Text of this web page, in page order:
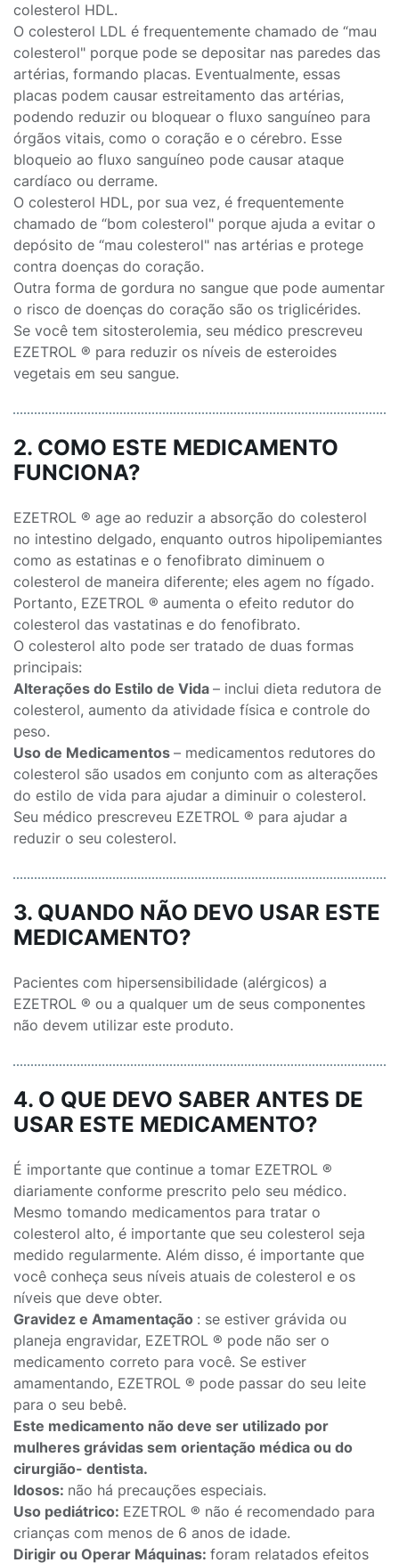
colesterol HDL.
O colesterol LDL é frequentemente chamado de “mau
colesterol" porque pode se depositar nas paredes das
artérias, formando placas. Eventualmente, essas
placas podem causar estreitamento das artérias,
podendo reduzir ou bloquear o fluxo sanguíneo para
órgãos vitais, como o coração e o cérebro. Esse
bloqueio ao fluxo sanguíneo pode causar ataque
cardíaco ou derrame.
O colesterol HDL, por sua vez, é frequentemente
chamado de “bom colesterol" porque ajuda a evitar o
depósito de “mau colesterol" nas artérias e protege
contra doenças do coração.
Outra forma de gordura no sangue que pode aumentar
o risco de doenças do coração são os triglicérides.
Se você tem sitosterolemia, seu médico prescreveu
EZETROL ® para reduzir os níveis de esteroides
vegetais em seu sangue.
2. COMO ESTE MEDICAMENTO
FUNCIONA?
EZETROL ® age ao reduzir a absorção do colesterol
no intestino delgado, enquanto outros hipolipemiantes
como as estatinas e o fenofibrato diminuem o
colesterol de maneira diferente; eles agem no fígado.
Portanto, EZETROL ® aumenta o efeito redutor do
colesterol das vastatinas e do fenofibrato.
O colesterol alto pode ser tratado de duas formas
principais:
Alterações do Estilo de Vida – inclui dieta redutora de
colesterol, aumento da atividade física e controle do
peso.
Uso de Medicamentos – medicamentos redutores do
colesterol são usados em conjunto com as alterações
do estilo de vida para ajudar a diminuir o colesterol.
Seu médico prescreveu EZETROL ® para ajudar a
reduzir o seu colesterol.
3. QUANDO NÃO DEVO USAR ESTE
MEDICAMENTO?
Pacientes com hipersensibilidade (alérgicos) a
EZETROL ® ou a qualquer um de seus componentes
não devem utilizar este produto.
4. O QUE DEVO SABER ANTES DE
USAR ESTE MEDICAMENTO?
É importante que continue a tomar EZETROL ®
diariamente conforme prescrito pelo seu médico.
Mesmo tomando medicamentos para tratar o
colesterol alto, é importante que seu colesterol seja
medido regularmente. Além disso, é importante que
você conheça seus níveis atuais de colesterol e os
níveis que deve obter.
Gravidez e Amamentação : se estiver grávida ou
planeja engravidar, EZETROL ® pode não ser o
medicamento correto para você. Se estiver
amamentando, EZETROL ® pode passar do seu leite
para o seu bebê.
Este medicamento não deve ser utilizado por
mulheres grávidas sem orientação médica ou do
cirurgião- dentista.
Idosos: não há precauções especiais.
Uso pediátrico: EZETROL ® não é recomendado para
crianças com menos de 6 anos de idade.
Dirigir ou Operar Máquinas: foram relatados efeitos